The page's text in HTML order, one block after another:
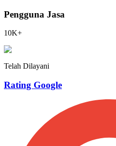
Pengguna Jasa
10K+
Telah Dilayani
Rating Google